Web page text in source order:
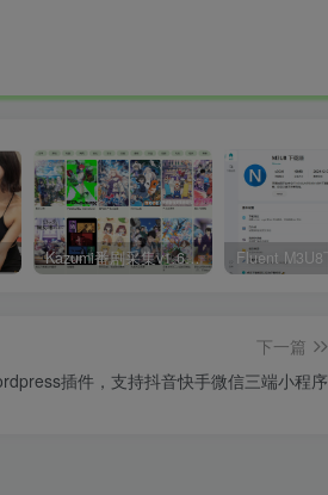
Kazumi番剧采集v1.6.9：支持自定义规则+在线观看+弹幕，跨平台下载
下一篇
插件，支持抖音快手微信三端小程序